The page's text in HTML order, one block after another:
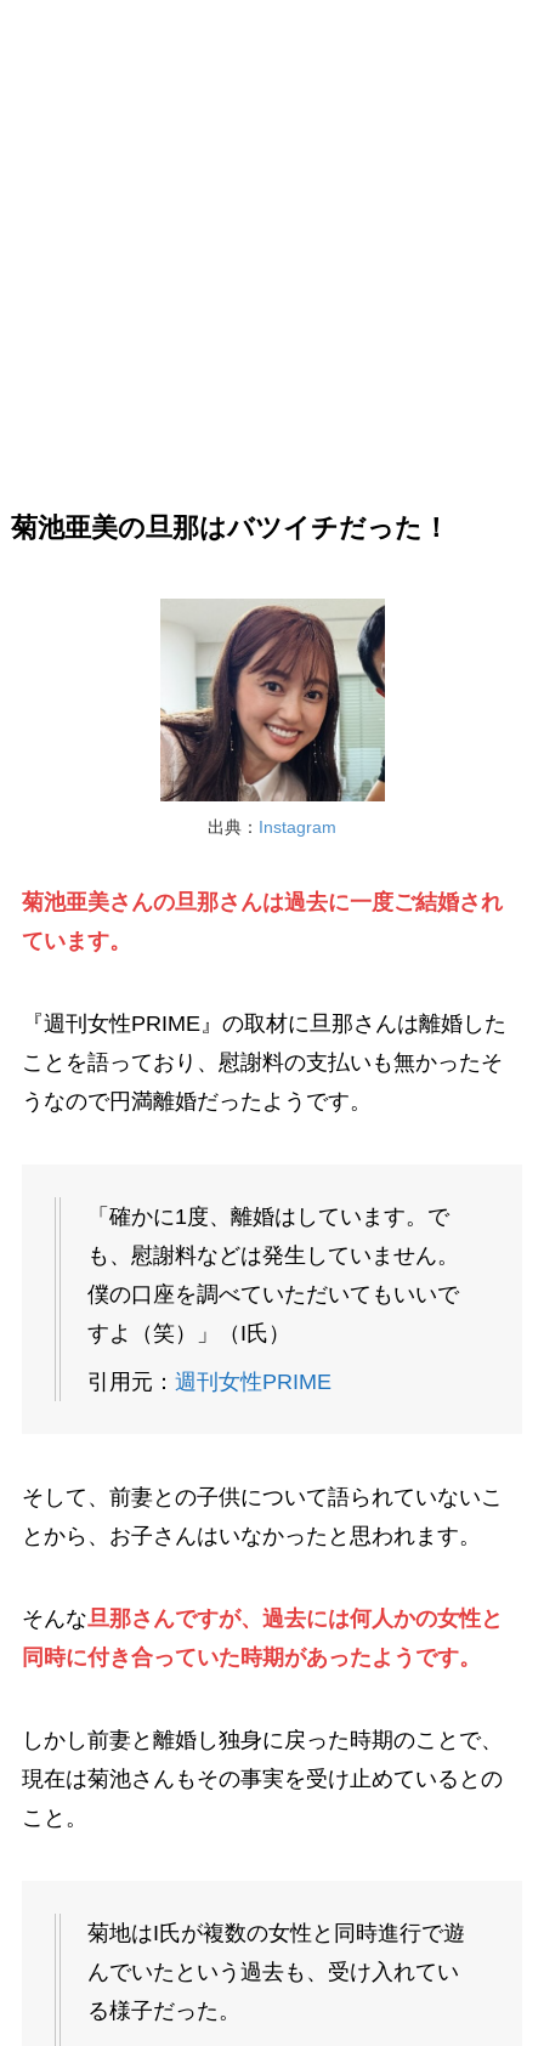
菊池亜美の旦那はバツイチだった！
出典： Instagram
菊池亜美さんの旦那さんは過去に一度ご結婚され
ています。
『週刊女性PRIME』の取材に旦那さんは離婚した
ことを語っており、慰謝料の支払いも無かったそ
うなので円満離婚だったようです。
「確かに1度、離婚はしています。で
も、慰謝料などは発生していません。
僕の口座を調べていただいてもいいで
すよ（笑）」（I氏）
引用元： 週刊女性PRIME
そして、前妻との子供について語られていないこ
とから、お子さんはいなかったと思われます。
そんな旦那さんですが、過去には何人かの女性と
同時に付き合っていた時期があったようです。
しかし前妻と離婚し独身に戻った時期のことで、
現在は菊池さんもその事実を受け止めているとの
こと。
菊地はI氏が複数の女性と同時進行で遊
んでいたという過去も、受け入れてい
る様子だった。